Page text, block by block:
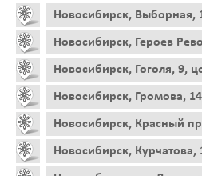
Новосибирск, Выборная,
Новосибирск, Героев
Новосибирск, Гоголя, 9,
Новосибирск, Громова,
Новосибирск, Красный
Новосибирск,